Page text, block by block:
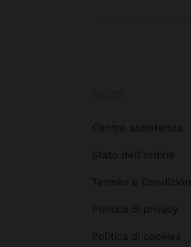
Centro assistenza
Stato dell'ordine
Termini e Condizioni
Politica di privacy
Politica di cookies